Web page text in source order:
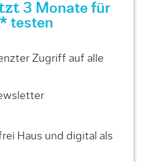
3 Monate für
testen
Zugriff auf alle
Haus und digital als